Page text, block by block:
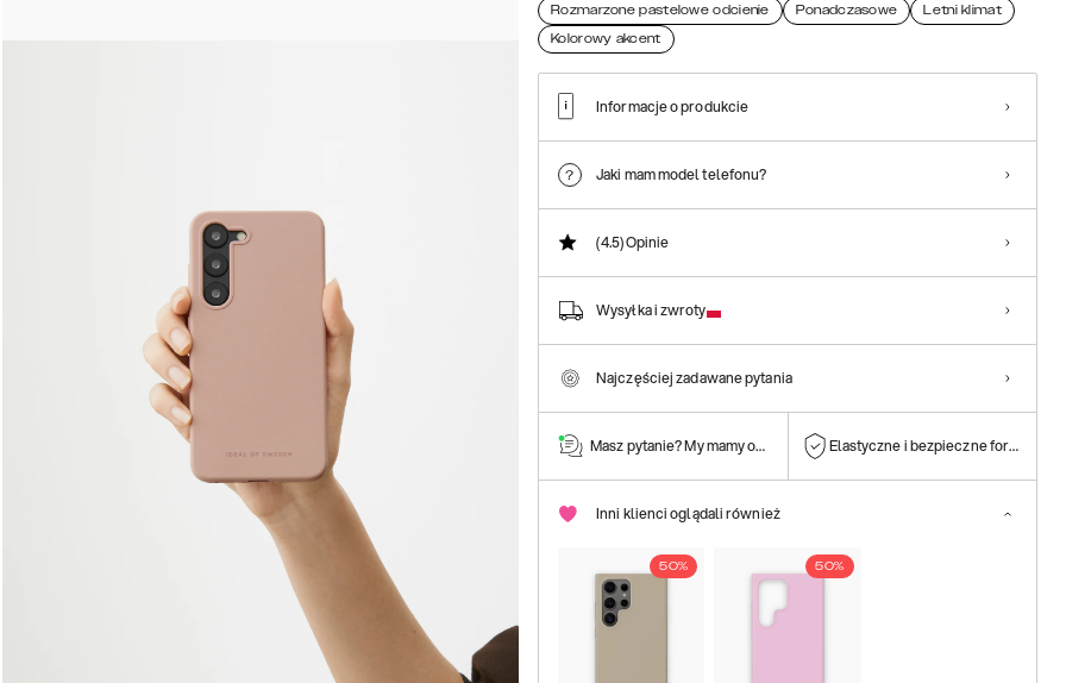
Rozmarzone pastelowe odcienie
Ponadczasowe
Letni klimat
Kolorowy akcent
Informacje o produkcie
Jaki mam model telefonu?
(4.5)Opinie
Wysyłka i zwroty
Najczęściej zadawane pytania
Masz pytanie? My mamy odpowiedź! Elastyczne i bezpieczne formy
Inni klienci oglądali również
50% 50%